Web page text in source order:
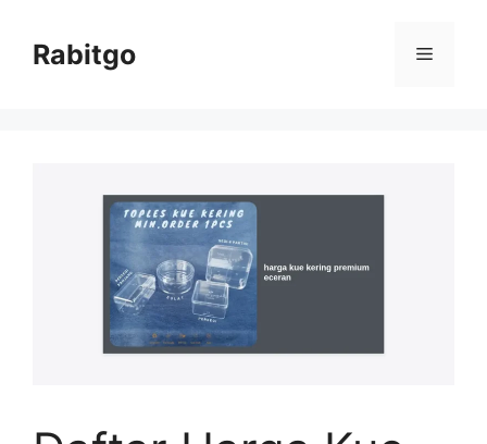
contentRabitgo Menu